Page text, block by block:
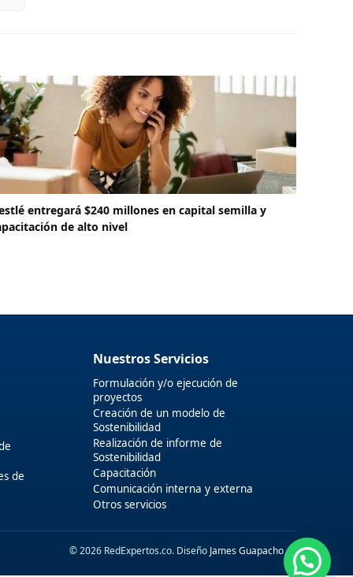
entregará $240 millones en capital semilla y
de alto nivel
de
Nuestros Servicios
Formulación y/o ejecución de
proyectos
Creación de un modelo de
Sostenibilidad
Realización de informe de
Sostenibilidad
Capacitación
Comunicación interna y externa
Otros servicios
© 2026 RedExpertos.co. Diseño James Guapacho